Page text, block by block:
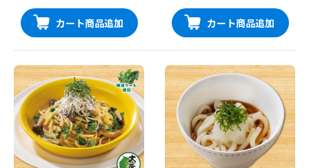
カート商品追加 カート商品追加